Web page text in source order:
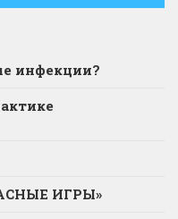
инфекции?
ИГРЫ»